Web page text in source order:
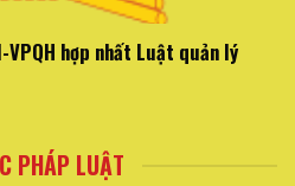
hợp nhất Luật quản lý
PHÁP LUẬT